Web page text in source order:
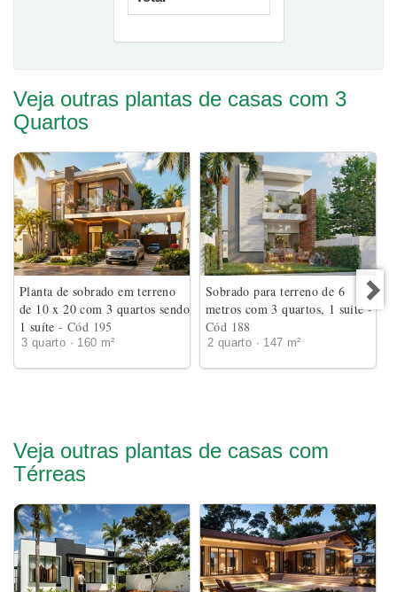
Veja outras plantas de casas com 3
Quartos
Planta de sobrado em terreno
de 10 x 20 com 3 quartos sendo
1 suíte- Cód 195
3 quarto · 160 m²
Sobrado para terreno de 6
metros com 3 quartos, 1 suite-
Cód 188
2 quarto · 147 m²
Veja outras plantas de casas com
Térreas